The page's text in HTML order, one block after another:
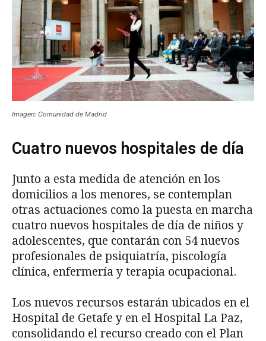
Imagen: Comunidad de Madrid
Cuatro nuevos hospitales de día
Junto a esta medida de atención en los
domicilios a los menores, se contemplan
otras actuaciones como la puesta en marcha
cuatro nuevos hospitales de día de niños y
adolescentes, que contarán con 54 nuevos
profesionales de psiquiatría, piscología
clínica, enfermería y terapia ocupacional.
Los nuevos recursos estarán ubicados en el
Hospital de Getafe y en el Hospital La Paz,
consolidando el recurso creado con el Plan